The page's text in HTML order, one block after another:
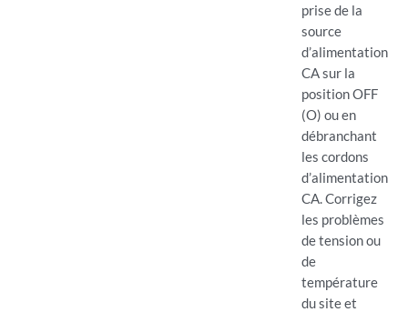
prise de la
source
d’alimentation
CA sur la
position OFF
(O) ou en
débranchant
les cordons
d’alimentation
CA. Corrigez
les problèmes
de tension ou
de
température
du site et